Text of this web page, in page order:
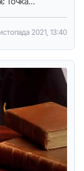
2021, 13:40